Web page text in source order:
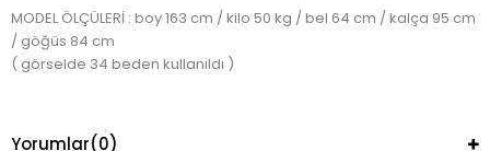
MODEL ÖLÇÜLERİ : boy 163 cm / kilo 50 kg / bel 64 cm / kalça 95 cm
/ göğüs 84 cm
( görselde 34 beden kullanıldı )
Yorumlar(0)